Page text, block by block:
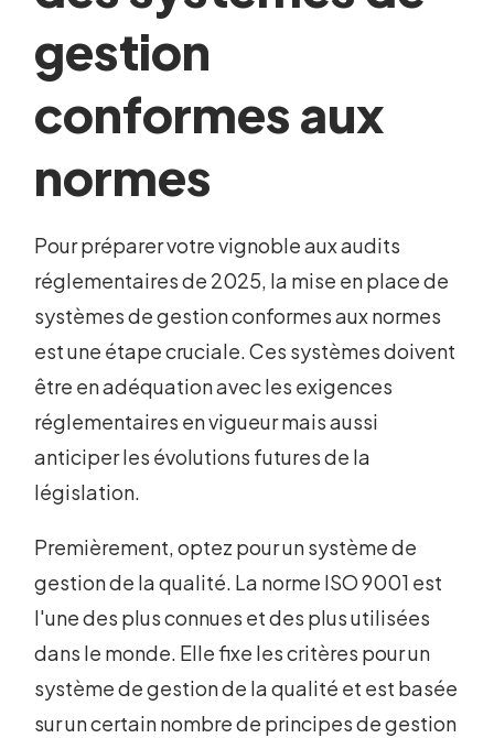
gestion
conformes aux
normes
Pour préparer votre vignoble aux audits
réglementaires de 2025, la mise en place de
systèmes de gestion conformes aux normes
est une étape cruciale. Ces systèmes doivent
être en adéquation avec les exigences
réglementaires en vigueur mais aussi
anticiper les évolutions futures de la
législation.
Premièrement, optez pour un système de
gestion de la qualité. La norme ISO 9001 est
l'une des plus connues et des plus utilisées
dans le monde. Elle fixe les critères pour un
système de gestion de la qualité et est basée
sur un certain nombre de principes de gestion